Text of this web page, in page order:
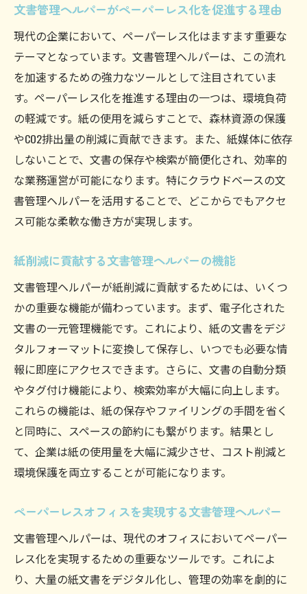
文書管理ヘルパーがペーパーレス化を促進する理由
現代の企業において、ペーパーレス化はますます重要な
テーマとなっています。文書管理ヘルパーは、この流れ
を加速するための強力なツールとして注目されていま
す。ペーパーレス化を推進する理由の一つは、環境負荷
の軽減です。紙の使用を減らすことで、森林資源の保護
やCO2排出量の削減に貢献できます。また、紙媒体に依存
しないことで、文書の保存や検索が簡便化され、効率的
な業務運営が可能になります。特にクラウドベースの文
書管理ヘルパーを活用することで、どこからでもアクセ
ス可能な柔軟な働き方が実現します。
紙削減に貢献する文書管理ヘルパーの機能
文書管理ヘルパーが紙削減に貢献するためには、いくつ
かの重要な機能が備わっています。まず、電子化された
文書の一元管理機能です。これにより、紙の文書をデジ
タルフォーマットに変換して保存し、いつでも必要な情
報に即座にアクセスできます。さらに、文書の自動分類
やタグ付け機能により、検索効率が大幅に向上します。
これらの機能は、紙の保存やファイリングの手間を省く
と同時に、スペースの節約にも繋がります。結果とし
て、企業は紙の使用量を大幅に減少させ、コスト削減と
環境保護を両立することが可能になります。
ペーパーレスオフィスを実現する文書管理ヘルパー
文書管理ヘルパーは、現代のオフィスにおいてペーパー
レス化を実現するための重要なツールです。これによ
り、大量の紙文書をデジタル化し、管理の効率を劇的に